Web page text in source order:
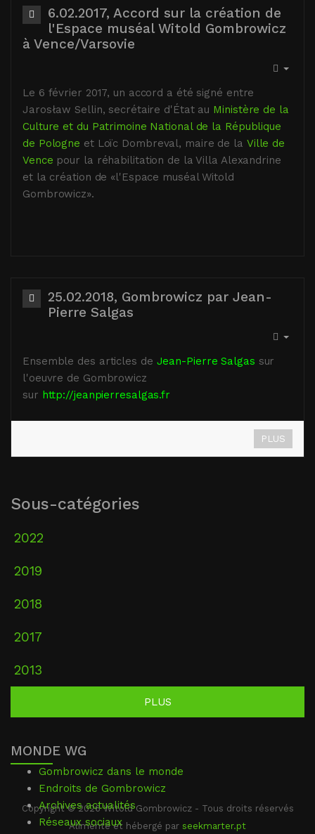
6.02.2017, Accord sur la création de
l'Espace muséal Witold Gombrowicz
à Vence/Varsovie
Le 6 février 2017, un accord a été signé entre
Jarosław Sellin, secrétaire d'État au Ministère de la
Culture et du Patrimoine National de la République
de Pologne et Loïc Dombreval, maire de la Ville de
Vence pour la réhabilitation de la Villa Alexandrine
et la création de «l'Espace muséal Witold
Gombrowicz».
25.02.2018, Gombrowicz par Jean-
Pierre Salgas
Ensemble des articles de Jean-Pierre Salgas sur
l'oeuvre de Gombrowicz
sur http://jeanpierresalgas.fr
PLUS
Sous-catégories
2022
2019
2018
2017
2013
PLUS
MONDE WG
Gombrowicz dans le monde
Endroits de Gombrowicz
Archives actualités
Réseaux sociaux
Copyright © 2026 Witold Gombrowicz - Tous droits réservés
Alimenté et hébergé par seekmarter.pt